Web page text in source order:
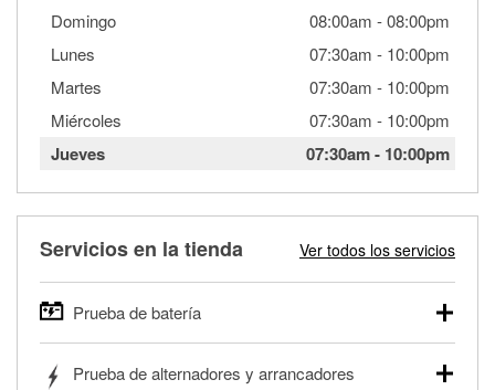
Domingo
08:00am -08:00pm
Lunes
07:30am - 10:00pm
Martes
07:30am - 10:00pm
Miércoles
07:30am - 10:00pm
Jueves 07:30am- 10:00pm
Servicios en la tienda Ver todos los servicios
Prueba de batería
autos, camionetas, SUVs, vehículos comerciales y
Prueba de alternadores y arrancadores